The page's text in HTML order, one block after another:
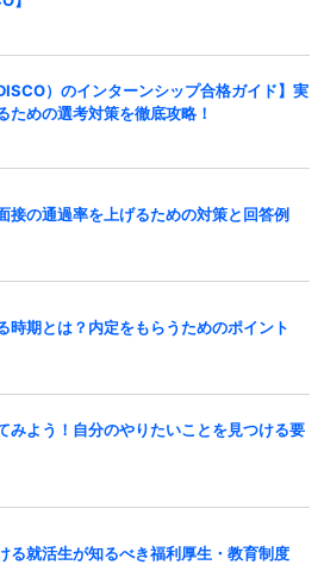
）のインターンシップ合格ガイド】実
ための選考対策を徹底攻略！
接の通過率を上げるための対策と回答例
時期とは？内定をもらうためのポイント
みよう！自分のやりたいことを見つける要
る就活生が知るべき福利厚生・教育制度